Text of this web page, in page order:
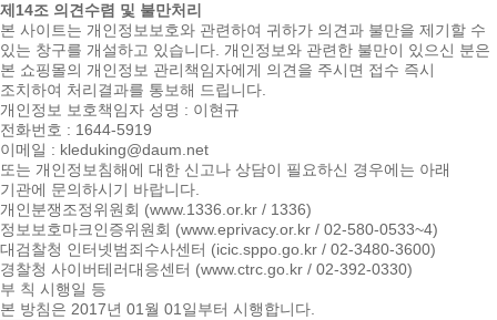
제14조 의견수렴 및 불만처리
본 사이트는 개인정보보호와 관련하여 귀하가 의견과 불만을 제기할 수
있는 창구를 개설하고 있습니다. 개인정보와 관련한 불만이 있으신 분은
본 쇼핑몰의 개인정보 관리책임자에게 의견을 주시면 접수 즉시
조치하여 처리결과를 통보해 드립니다.
개인정보 보호책임자 성명 : 이현규
전화번호 : 1644-5919
이메일 : kleduking@daum.net
또는 개인정보침해에 대한 신고나 상담이 필요하신 경우에는 아래
기관에 문의하시기 바랍니다.
개인분쟁조정위원회 (www.1336.or.kr / 1336)
정보보호마크인증위원회 (www.eprivacy.or.kr / 02-580-0533~4)
대검찰청 인터넷범죄수사센터 (icic.sppo.go.kr / 02-3480-3600)
경찰청 사이버테러대응센터 (www.ctrc.go.kr / 02-392-0330)
부 칙 시행일 등
본 방침은 2017년 01월 01일부터 시행합니다.